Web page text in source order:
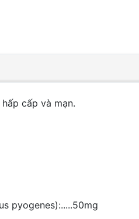
cấp và mạn.
pyogenes):.....50mg